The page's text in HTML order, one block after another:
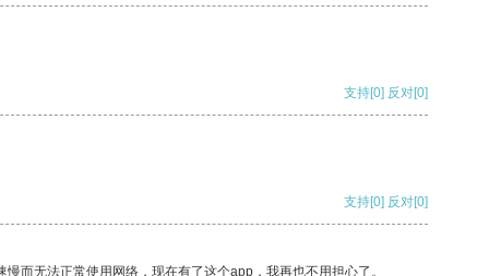
支持[0] 反对[0]
支持[0] 反对[0]
而无法正常使用网络，现在有了这个app，我再也不用担心了。